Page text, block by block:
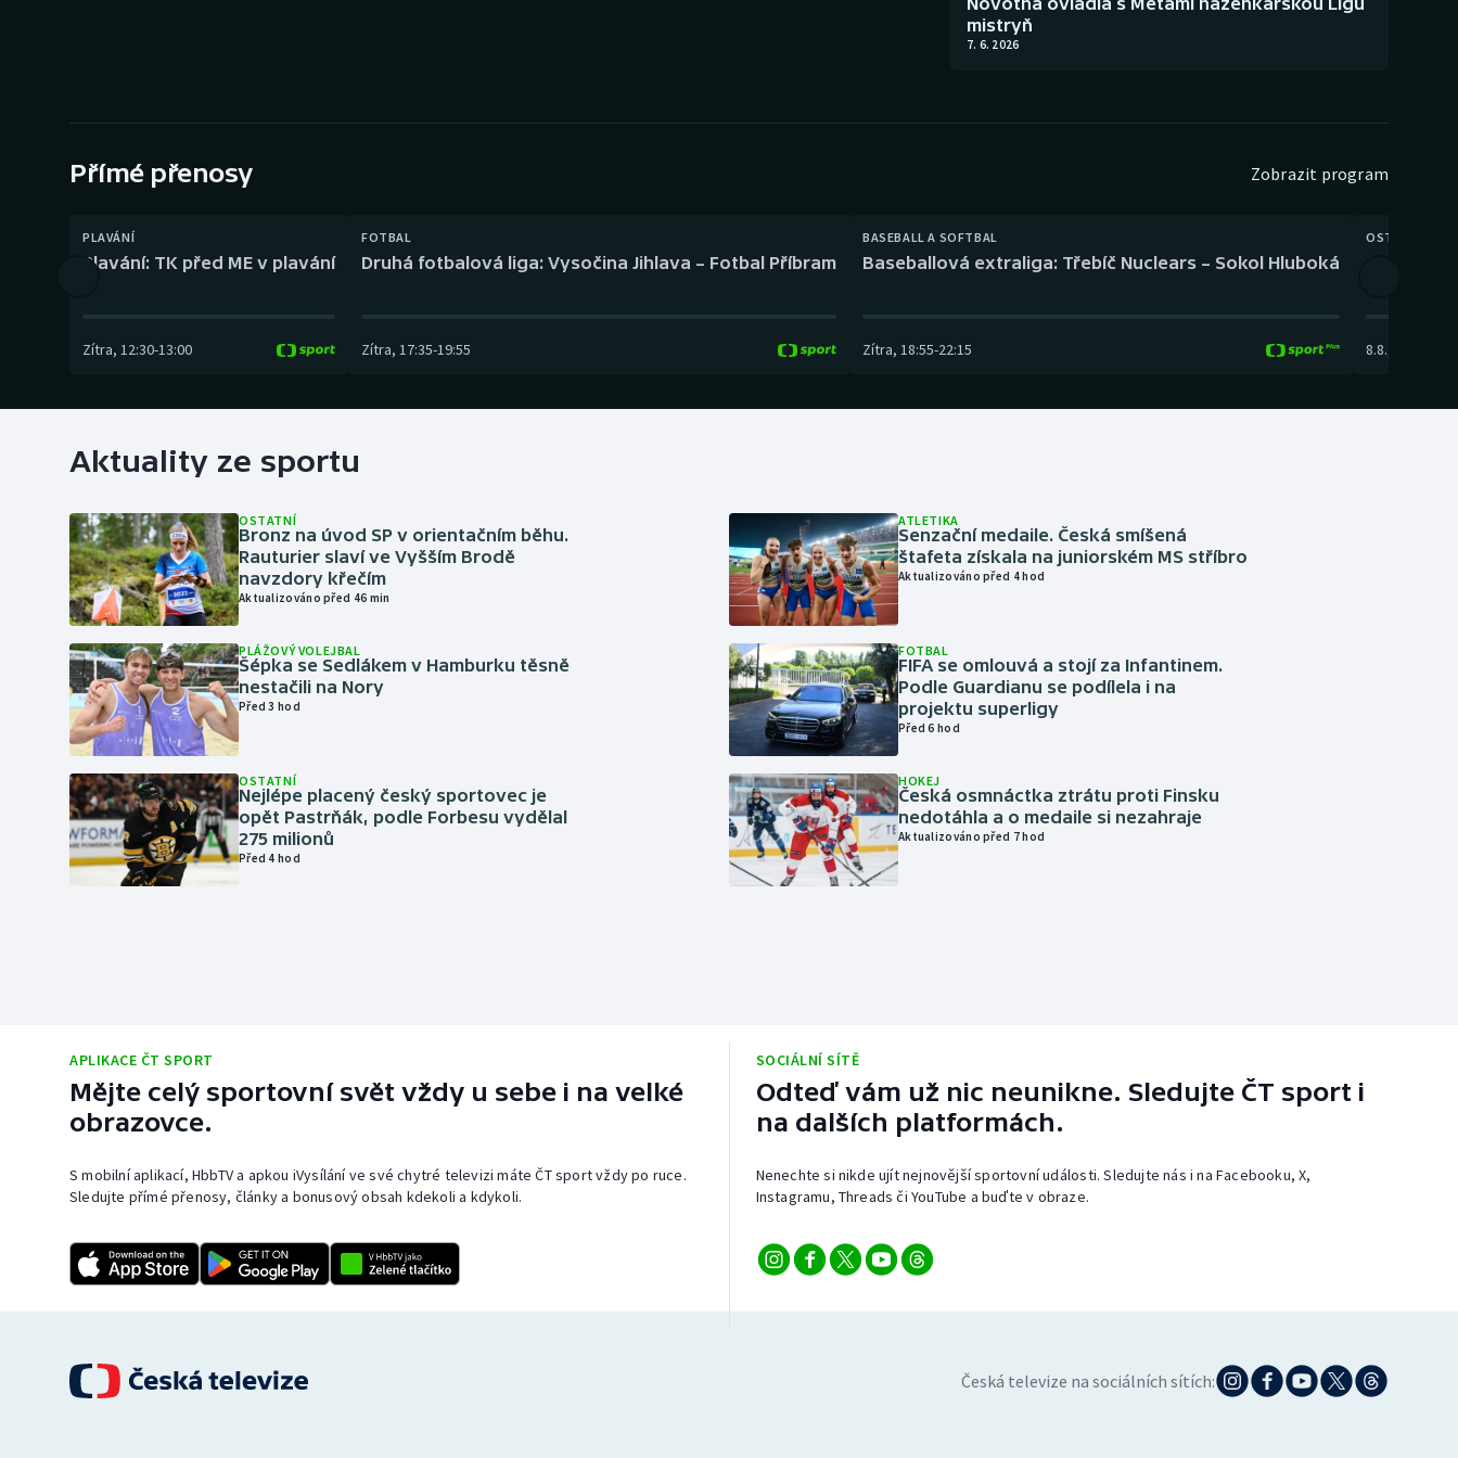
Gymnastika Plážový volejbal
mistryň
7. 6. 2026
Přímé přenosy Zobrazit program
PLAVÁNÍ
Plavání: TK před ME v plavání
Zítra, 12:30-13:00
FOTBAL
Druhá fotbalová liga: Vysočina Jihlava – Fotbal Příbram
Zítra, 17:35-19:55
BASEBALL A SOFTBAL
Baseballová extraliga: Třebíč Nuclears – Sokol Hluboká
Zítra, 18:55-22:15
OSTATNÍ
8.8.
Aktuality ze sportu
OSTATNÍ
Bronz na úvod SP v orientačním běhu.
Rauturier slaví ve Vyšším Brodě
navzdory křečím
Aktualizováno před 46 min
PLÁŽOVÝ VOLEJBAL
Šépka se Sedlákem v Hamburku těsně
nestačili na Nory
Před 3 hod
OSTATNÍ
Nejlépe placený český sportovec je
opět Pastrňák, podle Forbesu vydělal
275 milionů
Před 4 hod
ATLETIKA
Senzační medaile. Česká smíšená
štafeta získala na juniorském MS stříbro
Aktualizováno před 4 hod
FOTBAL
FIFA se omlouvá a stojí za Infantinem.
Podle Guardianu se podílela i na
projektu superligy
Před 6 hod
HOKEJ
Česká osmnáctka ztrátu proti Finsku
nedotáhla a o medaile si nezahraje
Aktualizováno před 7 hod
APLIKACE ČT SPORT
Mějte celý sportovní svět vždy u sebe i na velké
obrazovce.
S mobilní aplikací, HbbTV a apkou iVysílání ve své chytré televizi máte ČT sport vždy po ruce.
Sledujte přímé přenosy, články a bonusový obsah kdekoli a kdykoli.
SOCIÁLNÍ SÍTĚ
Odteď vám už nic neunikne. Sledujte ČT sport i
na dalších platformách.
Nenechte si nikde ujít nejnovější sportovní události. Sledujte nás i na Facebooku, X,
Instagramu, Threads či YouTube a buďte v obraze.
Česká televize na sociálních sítích: